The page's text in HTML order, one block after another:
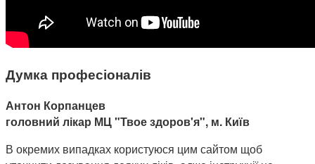
Думка професіоналів
Антон Корпанцев
головний лікар МЦ "Твое здоров'я", м. Київ
В окремих випадках користуюся цим сайтом щоб